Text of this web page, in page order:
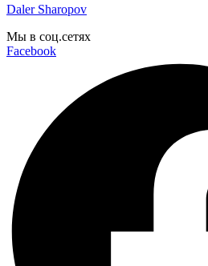
Daler Sharopov
Мы в соц.сетях
Facebook